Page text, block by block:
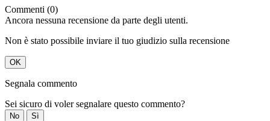
Commenti (0)
Ancora nessuna recensione da parte degli utenti.
Non è stato possibile inviare il tuo giudizio sulla recensione
OK
Segnala commento
Sei sicuro di voler segnalare questo commento?
No Sì